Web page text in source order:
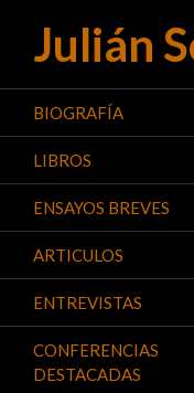
Julián
Buscar
BIOGRAFÍA
LIBROS
ENSAYOS BREVES
ARTICULOS
ENTREVISTAS
CONFERENCIAS
DESTACADAS